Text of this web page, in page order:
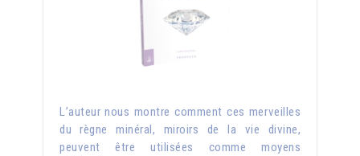
L’auteur nous montre comment ces merveilles
du règne minéral, miroirs de la vie divine,
peuvent être utilisées comme moyens